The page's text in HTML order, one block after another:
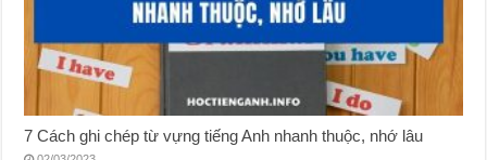
7 Cách ghi chép từ vựng tiếng Anh nhanh thuộc, nhớ lâu